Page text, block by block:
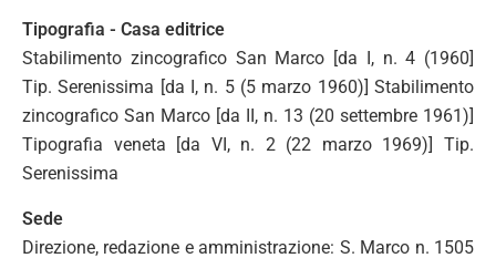
Tipografia - Casa editrice
Stabilimento zincografico San Marco [da I, n. 4 (1960]
Tip. Serenissima [da I, n. 5 (5 marzo 1960)] Stabilimento
zincografico San Marco [da II, n. 13 (20 settembre 1961)]
Tipografia veneta [da VI, n. 2 (22 marzo 1969)] Tip.
Serenissima
Sede
Direzione, redazione e amministrazione: S. Marco n. 1505